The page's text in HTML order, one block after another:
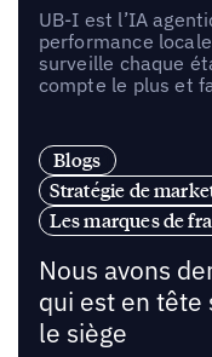
UB-I est l’IA
performance
surveille chaque
compte le plus et
Blogs
Stratégie de
Les marques de
Nous avons
qui est en tête
le siège